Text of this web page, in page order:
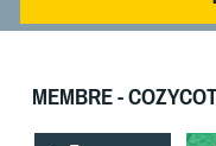
MEMBRE -